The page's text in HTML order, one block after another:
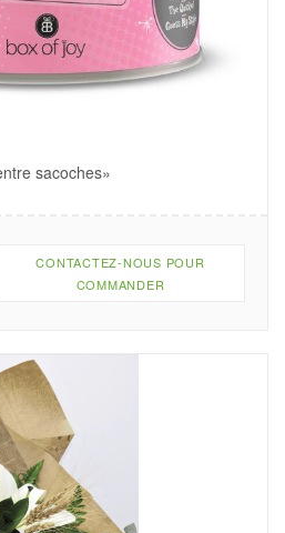
sacoches»
CONTACTEZ-NOUS POUR
COMMANDER